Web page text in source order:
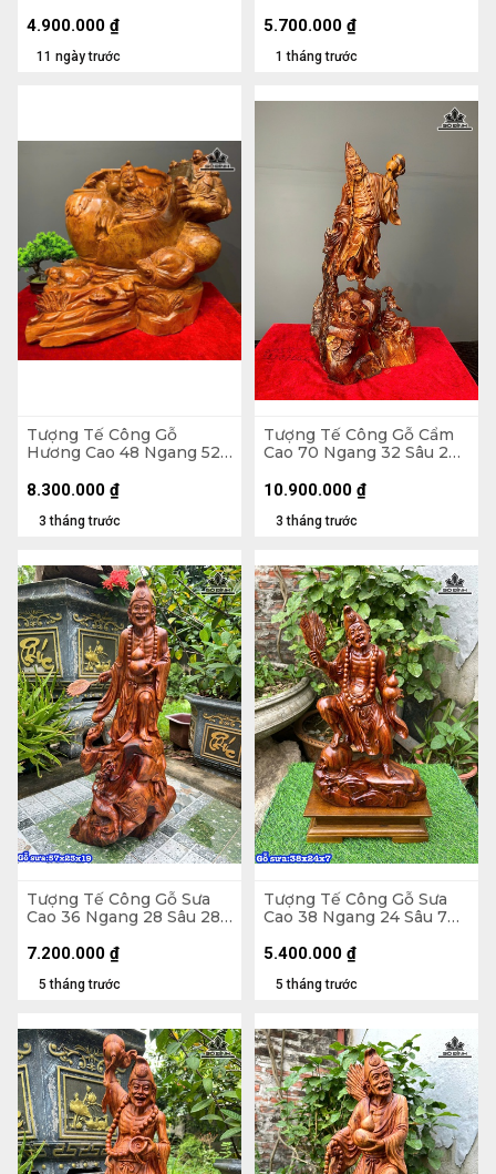
11 ngày trước
4.900.000 ₫
1 tháng trước
5.700.000 ₫
Tượng Tế Công Gỗ
Hương Cao 48 Ngang 52
3 tháng trước
8.300.000 ₫
Tượng Tế Công Gỗ Cẩm
Cao 70 Ngang 32 Sâu 28
3 tháng trước
10.900.000 ₫
Tượng Tế Công Gỗ Sưa
Cao 36 Ngang 28 Sâu 28
5 tháng trước
7.200.000 ₫
Tượng Tế Công Gỗ Sưa
Cao 38 Ngang 24 Sâu 7
5 tháng trước
5.400.000 ₫